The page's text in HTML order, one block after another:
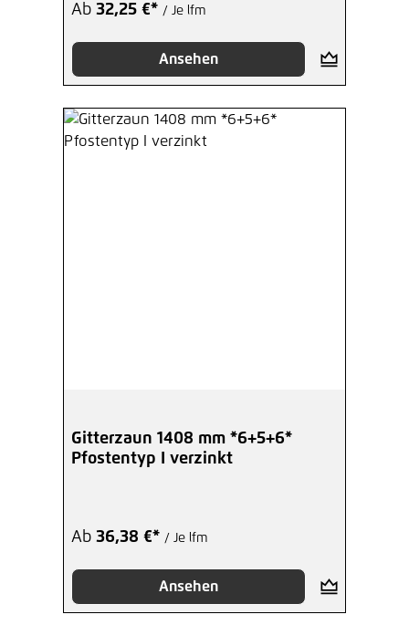
Ab 32,25 €* / Je lfm
Ansehen
Gitterzaun 1408 mm *6+5+6*
Pfostentyp I verzinkt
Ab 36,38 €* / Je lfm
Ansehen